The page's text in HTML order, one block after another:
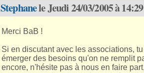
Stephanele Jeudi 24/03/2005 à 14:29
Merci BaB !
Si en discutant avec les associations,
émerger des besoins qu'on ne remplit
encore, n'hésite pas à nous en faire